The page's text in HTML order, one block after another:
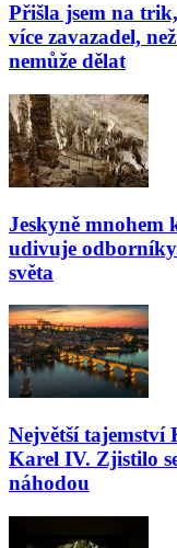
Přišla jsem na
více zavazadel,
nemůže dělat
Jeskyně mnohem
udivuje
světa
Největší tajemství
Karel IV. Zjistilo
náhodou